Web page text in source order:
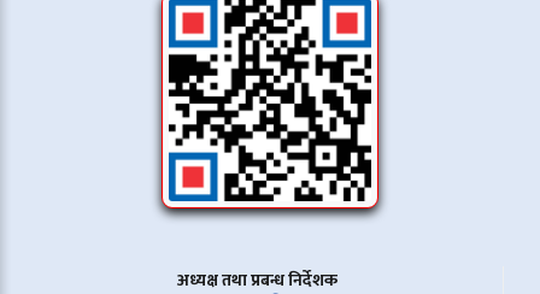
अध्यक्ष तथा प्रबन्ध निर्देशक